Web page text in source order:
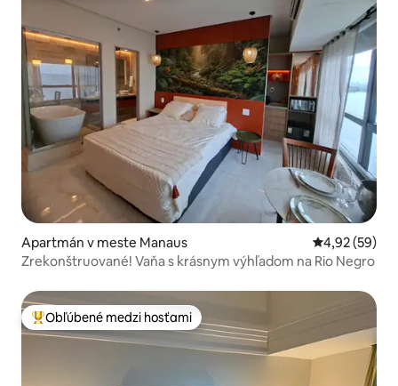
Apartmán v meste Manaus Priemerné
4,92 (59)
Zrekonštruované! Vaňa s krásnym výhľadom na Rio Negro
Najobľúbenejšie medzi hosťami
Obľúbené medzi hosťami